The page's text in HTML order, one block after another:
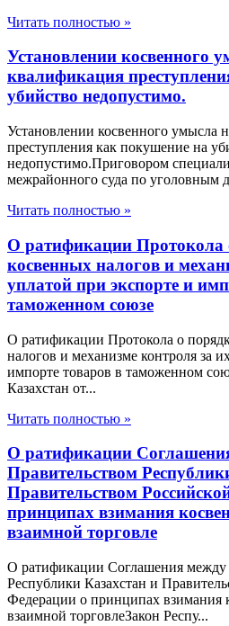
Читать полностью »
Установлении косвенного
квалификация
убийство недопустимо.
Установлении косвенного умысла
преступления как покушение на
недопустимо.Приговором
межрайонного суда по уголовным
Читать полностью »
О ратификации Протокола
косвенных налогов и
уплатой при экспорте и
таможенном союзе
О ратификации Протокола о
налогов и механизме контроля за
импорте товаров в таможенном
Казахстан от...
Читать полностью »
О ратификации
Правительством
Правительством
принципах взимания
взаимной торговле
О ратификации Соглашения между
Республики Казахстан и
Федерации о принципах взимания
взаимной торговлеЗакон Респу...